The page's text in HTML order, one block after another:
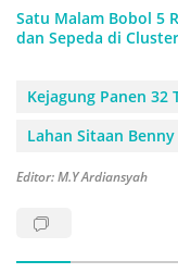
Satu Malam Bobol 5
dan Sepeda di
Kejagung Panen 32
Lahan Sitaan
Editor: M.Y Ardiansyah